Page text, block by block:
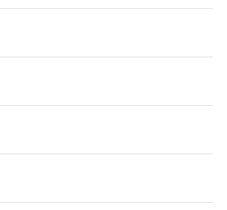
いただくための「6つの指針」
療契約のための「7つの提言」
子どもは、永久歯が生えそろう
わないことを強く推奨します」
されました。すでに矯正歯科治
日本のみならず海外でも、上顎
る早期矯正治療は行われてお